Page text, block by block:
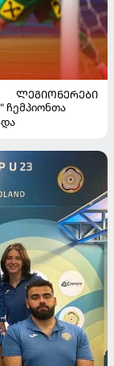
ᲚᲔᲒᲘᲝᲜᲔᲠᲔᲑᲘ
ჩემპიონთა